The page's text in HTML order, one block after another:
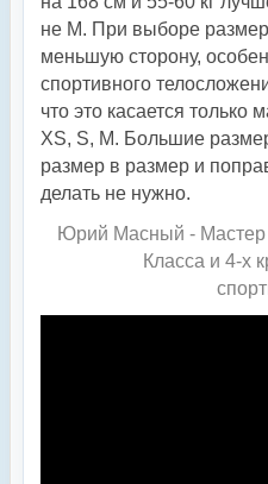
не М. При выборе
меньшую сторону,
спортивного
что это касается только
XS, S, М. Большие
размер в размер и
делать не нужно.
Юрий Масный -
Класса и 4-х